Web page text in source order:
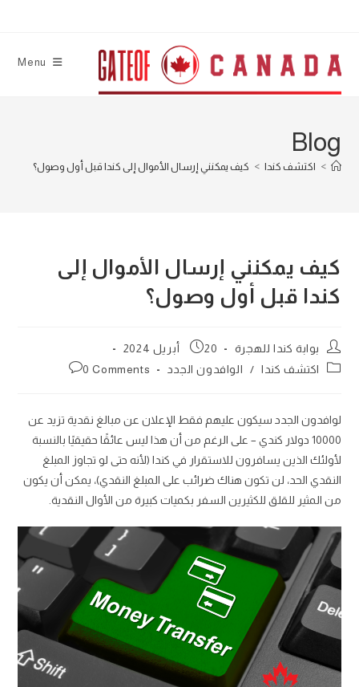
Menu
Blog
> اكتشف كندا > كيف يمكنني إرسال الأموال إلى كندا قبل أول وصول؟
كيف يمكنني إرسال الأموال إلى
كندا قبل أول وصول؟
Post
author:
بوابة كندا للهجرة
Post
20 أبريل 2024
Postاكتشف كندا / الوافدون الجدد
Post
0 Comments
لوافدون الجدد سيكون عليهم فقط الإعلان عن مبالغ نقدية تزيد عن
10000 دولار كندي – على الرغم من أن هذا ليس عائقًا حقيقيًا بالنسبة
لأولئك الذين يسافرون للاستقرار في كندا (لأنه حتى لو تجاوز المبلغ
النقدي الحد، لن تكون هناك ضرائب على المبلغ النقدي)، يمكن أن يكون
من المثير للقلق للكثيرين السفر بكميات كبيرة من الأوال النقدية.